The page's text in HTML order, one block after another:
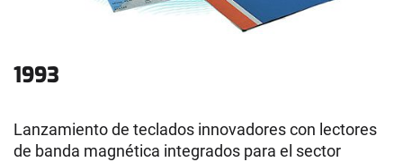
1993
Lanzamiento de teclados innovadores con lectores
de banda magnética integrados para el sector